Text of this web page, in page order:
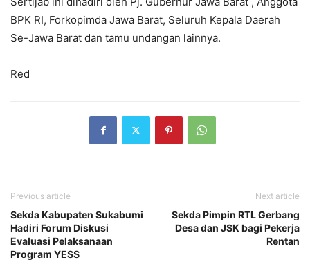
BPK RI, Forkopimda Jawa Barat, Seluruh Kepala Daerah
Se-Jawa Barat dan tamu undangan lainnya.
Red
Previous article
Sekda Kabupaten Sukabumi
Hadiri Forum Diskusi
Evaluasi Pelaksanaan
Program YESS
Next article
Sekda Pimpin RTL Gerbang
Desa dan JSK bagi Pekerja
Rentan